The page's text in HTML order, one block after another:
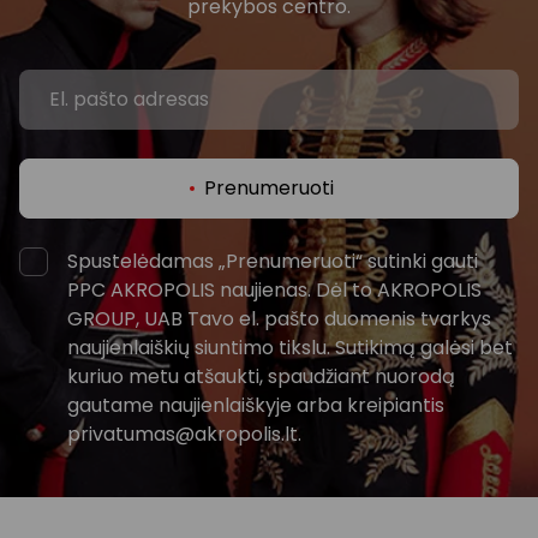
prekybos centro.
Prenumeruoti
Spustelėdamas „Prenumeruoti“ sutinki gauti
PPC AKROPOLIS naujienas. Dėl to AKROPOLIS
GROUP, UAB Tavo el. pašto duomenis tvarkys
naujienlaiškių siuntimo tikslu. Sutikimą galėsi bet
kuriuo metu atšaukti, spaudžiant nuorodą
gautame naujienlaiškyje arba kreipiantis
privatumas@akropolis.lt.